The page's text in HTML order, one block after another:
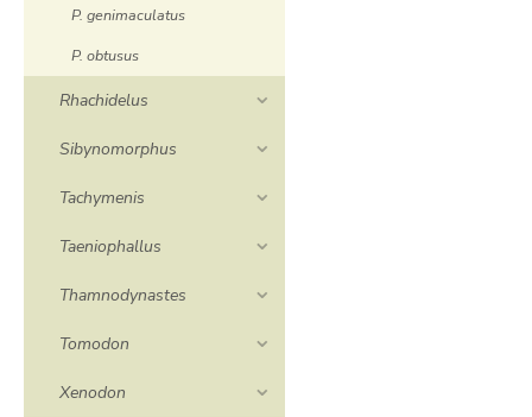
P. genimaculatus
P. obtusus
Rhachidelus
Sibynomorphus
Tachymenis
Taeniophallus
Thamnodynastes
Tomodon
Xenodon